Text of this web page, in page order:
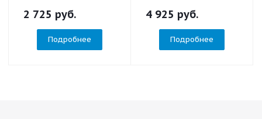
2 725 руб.
Подробнее
4 925 руб.
Подробнее